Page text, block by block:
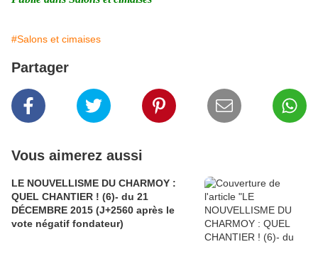
#Salons et cimaises
Partager
Vous aimerez aussi
LE NOUVELLISME DU CHARMOY :
QUEL CHANTIER ! (6)- du 21
DÉCEMBRE 2015 (J+2560 après le
vote négatif fondateur)